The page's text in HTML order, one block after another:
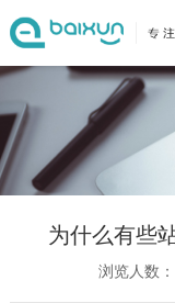
为什么有些
浏览人数：